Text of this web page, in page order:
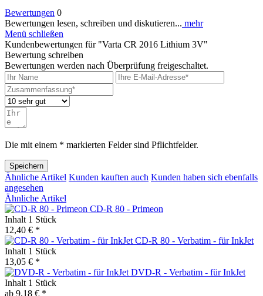
Bewertungen 0
Bewertungen lesen, schreiben und diskutieren... mehr
Menü schließen
Kundenbewertungen für "Varta CR 2016 Lithium 3V"
Bewertung schreiben
Bewertungen werden nach Überprüfung freigeschaltet.
Die mit einem * markierten Felder sind Pflichtfelder.
Speichern
Ähnliche Artikel Kunden kauften auch Kunden haben sich ebenfalls
angesehen
Ähnliche Artikel
CD-R 80 - Primeon
Inhalt 1 Stück
12,40 € *
CD-R 80 - Verbatim - für InkJet
Inhalt 1 Stück
13,05 € *
DVD-R - Verbatim - für InkJet
Inhalt 1 Stück
ab 9,18 € *